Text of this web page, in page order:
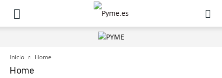
Inicio Home
Home